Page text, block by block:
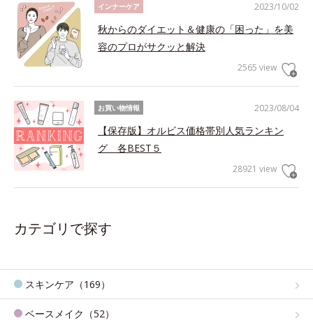
2023/10/02
インナーケア
秋からのダイエット＆健康の「困った」を美
容のプロがサクッと解決
2565 view
2023/08/04
お買い物情報
【保存版】オルビス価格帯別人気ランキン
グ 各BEST５
28921 view
カテゴリで探す
スキンケア（169）
ベースメイク（52）